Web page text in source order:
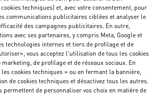
Pull Brodé En Laine
techniques) et, avec votre consentement, pour
communications publicitaires ciblées et analyser le
des campagnes publicitaires. En outre,
avec ses partenaires, y compris Meta, Google et
technologies internes et tiers de profilage et de
vous acceptez l'utilisation de tous les cookies
de profilage et de réseaux sociaux. En
cookies techniques » ou en fermant la bannière,
de cookies techniques et désactivez tous les autres.
permettent de personnaliser vos choix en matière de